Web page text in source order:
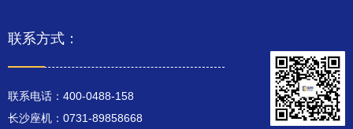
联系电话：400-0488-158
长沙座机：0731-89858668
联系方式：